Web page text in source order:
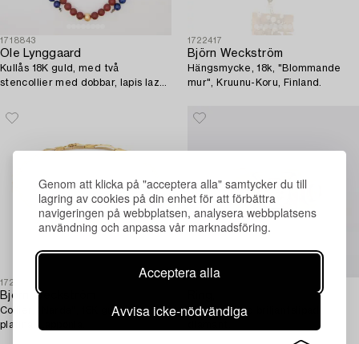
Genom att klicka på "acceptera alla" samtycker du till
lagring av cookies på din enhet för att förbättra
navigeringen på webbplatsen, analysera webbplatsens
användning och anpassa vår marknadsföring.
Acceptera alla
Avvisa icke-nödvändiga
1718843
Ole Lynggaard
Kullås 18K guld, med två
stencollier med dobbar, lapis lazuli
1722417
Björn Weckström
Hängsmycke, 18k, "Blommande
mur", Kruunu-Koru, Finland.
1720959
Björn Weckström
Collier, "Narda", 18K guld och
platina. Lapponia.
18k guld med briljantslipad